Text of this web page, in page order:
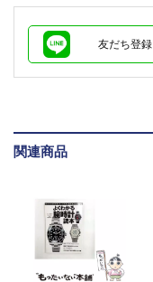
友だち登録
関連商品